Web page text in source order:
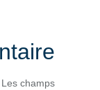
Les champs